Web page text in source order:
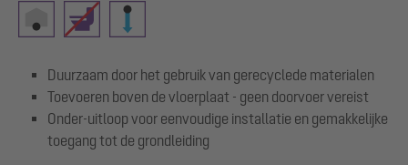
Duurzaam door het gebruik van gerecyclede materialen
Toevoeren boven de vloerplaat - geen doorvoer vereist
Onder-uitloop voor eenvoudige installatie en gemakkelijke
toegang tot de grondleiding